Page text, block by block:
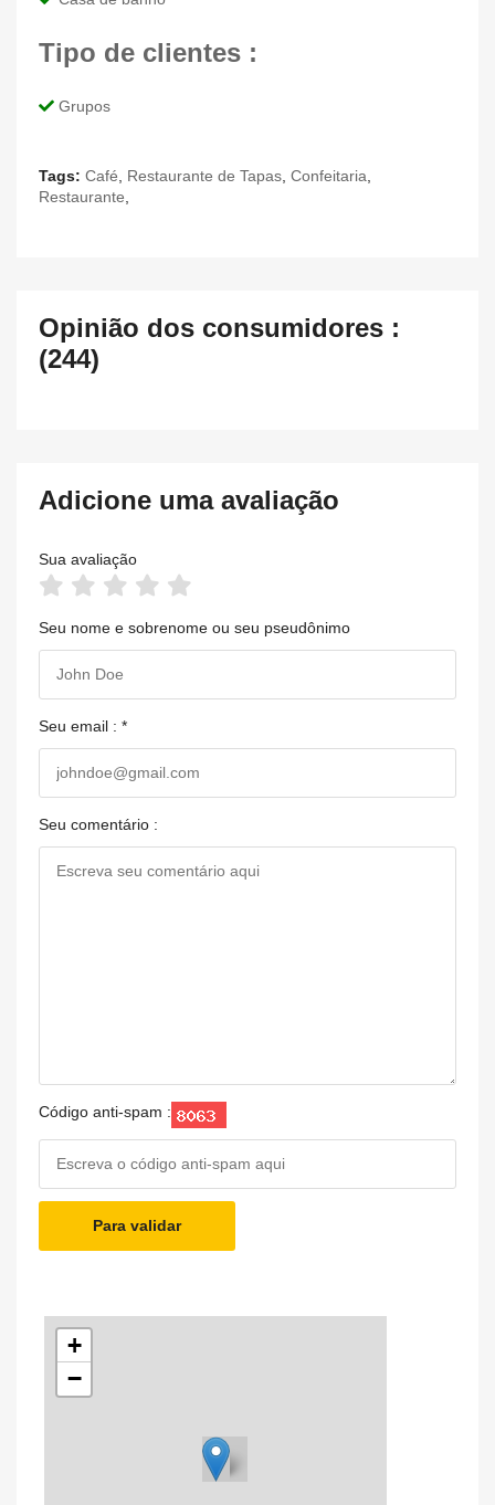
Tipo de clientes :
Grupos
Tags: Café Restaurante de Tapas Confeitaria
Restaurante
Opinião dos consumidores :
(244)
Adicione uma avaliação
Sua avaliação
Seu nome e sobrenome ou seu pseudônimo
Seu email : *
Seu comentário :
Código anti-spam :
Para validar
+
−